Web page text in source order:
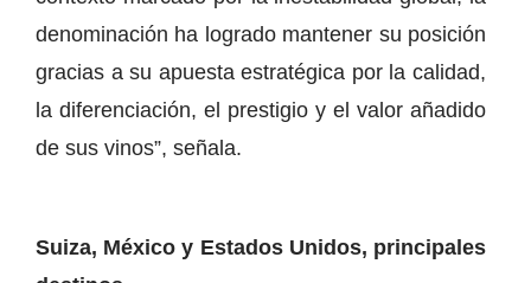
denominación ha logrado mantener su posición
gracias a su apuesta estratégica por la calidad,
la diferenciación, el prestigio y el valor añadido
de sus vinos”, señala.
Suiza, México y Estados Unidos, principales